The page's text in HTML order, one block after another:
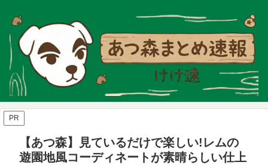
PR
【あつ森】見ているだけで楽しい!レムの
遊園地風コーディネートが素晴らしい仕上